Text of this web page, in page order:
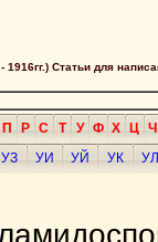
Статьи для
П Р С Т У Ф Х Ц Ч
УЗ УИ УЙ УК
УЛ